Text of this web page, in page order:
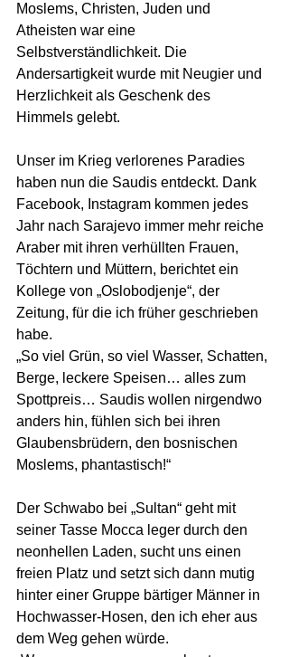
Moslems, Christen, Juden und
Atheisten war eine
Selbstverständlichkeit. Die
Andersartigkeit wurde mit Neugier und
Herzlichkeit als Geschenk des
Himmels gelebt.
Unser im Krieg verlorenes Paradies
haben nun die Saudis entdeckt. Dank
Facebook, Instagram kommen jedes
Jahr nach Sarajevo immer mehr reiche
Araber mit ihren verhüllten Frauen,
Töchtern und Müttern, berichtet ein
Kollege von „Oslobodjenje“, der
Zeitung, für die ich früher geschrieben
habe.
„So viel Grün, so viel Wasser, Schatten,
Berge, leckere Speisen… alles zum
Spottpreis… Saudis wollen nirgendwo
anders hin, fühlen sich bei ihren
Glaubensbrüdern, den bosnischen
Moslems, phantastisch!“
Der Schwabo bei „Sultan“ geht mit
seiner Tasse Mocca leger durch den
neonhellen Laden, sucht uns einen
freien Platz und setzt sich dann mutig
hinter einer Gruppe bärtiger Männer in
Hochwasser-Hosen, den ich eher aus
dem Weg gehen würde.